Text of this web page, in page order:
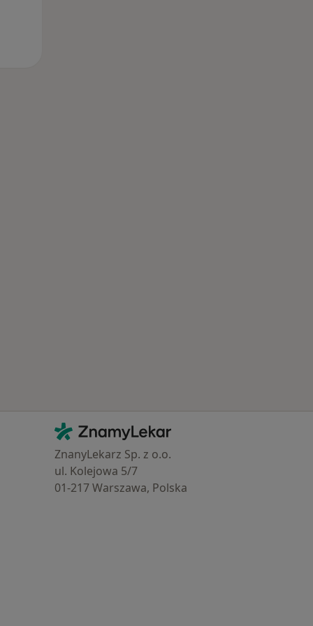
Kontakt
ZnamyLekar - Hlavní stránka
ZnanyLekarz Sp. z o.o.
ul. Kolejowa 5/7
01-217 Warszawa, Polska